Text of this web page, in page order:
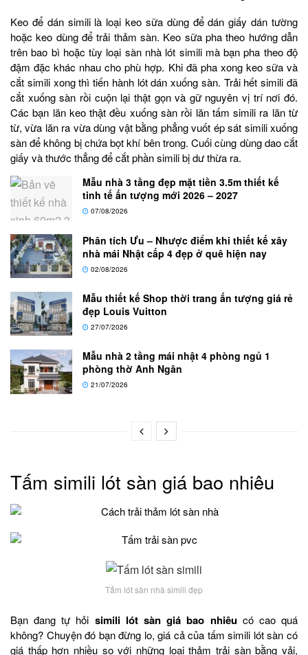
Keo để dán simili là loại keo sữa dùng để dán giấy dán tường
hoặc keo dùng để trải thảm sàn. Keo sữa pha theo hướng dẫn
trên bao bì hoặc tùy loại sàn nhà lót simili mà bạn pha theo độ
đậm đặc khác nhau cho phù hợp. Khi đã pha xong keo sữa và
cắt simili xong thì tiến hành lót dán xuống sàn. Trải hết simili đã
cắt xuống sàn rồi cuộn lại thật gọn và gữ nguyên vị trí nơi đó.
Các bạn lăn keo thật đều xuống sàn rồi lăn tấm simili ra lăn từ
từ, vừa lăn ra vừa dùng vật bằng phẳng vuốt ép sát simili xuống
sàn để không bị chứa bọt khí bên trong. Cuối cùng dùng dao cắt
giấy và thước thẳng để cắt phần simili bị dư thừa ra.
Mẫu nhà 3 tầng đẹp mặt tiền 3.5m thiết kế
tinh tế ấn tượng mới 2026 – 2027
07/08/2026
Phân tích Ưu – Nhược điểm khi thiết kế xây
nhà mái Nhật cấp 4 đẹp ở quê hiện nay
02/08/2026
Mẫu thiết kế Shop thời trang ấn tượng giá rẻ
đẹp Louis Vuitton
27/07/2026
Mẫu nhà 2 tầng mái nhật 4 phòng ngủ 1
phòng thờ Anh Ngân
21/07/2026
Tấm simili lót sàn giá bao nhiêu
Tấm lót sàn nhà simili đẹp
Bạn đang tự hỏi simili lót sàn giá bao nhiêucó cao quá
không? Chuyện đó bạn đừng lo, giá cả của tấm simili lót sàn có
giá thấp hơn nhiều so với những loại thảm trải sàn bằng vải,